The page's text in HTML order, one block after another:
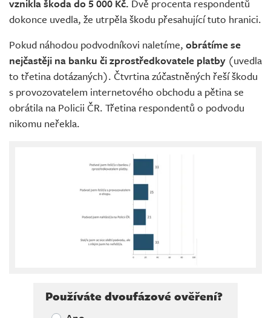
vznikla škoda do 5 000 Kč. Dvě procenta respondentů
dokonce uvedla, že utrpěla škodu přesahující tuto hranici.
Pokud náhodou podvodníkovi naletíme, obrátíme se
nejčastěji na banku či zprostředkovatele platby (uvedla
to třetina dotázaných). Čtvrtina zúčastněných řeší škodu
s provozovatelem internetového obchodu a pětina se
obrátila na Policii ČR. Třetina respondentů o podvodu
nikomu neřekla.
Používáte dvoufázové ověření?